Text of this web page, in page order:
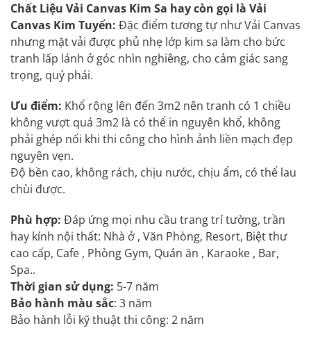
Chất Liệu Vải Canvas Kim Sa hay còn gọi là Vải
Canvas Kim Tuyến: Đặc điểm tương tự như Vải Canvas
nhưng mặt vải được phủ nhẹ lớp kim sa làm cho bức
tranh lấp lánh ở góc nhìn nghiêng, cho cảm giác sang
trọng, quý phái.
Ưu điểm: Khổ rộng lên đến 3m2 nên tranh có 1 chiều
không vượt quá 3m2 là có thể in nguyên khổ, không
phải ghép nối khi thi công cho hình ảnh liền mạch đẹp
nguyên vẹn.
Độ bền cao, không rách, chịu nước, chịu ẩm, có thể lau
chùi được.
Phù hợp: Đáp ứng mọi nhu cầu trang trí tường, trần
hay kính nội thất: Nhà ở , Văn Phòng, Resort, Biệt thư
cao cấp, Cafe , Phòng Gym, Quán ăn , Karaoke , Bar,
Spa..
Thời gian sử dụng: 5-7 năm
Bảo hành màu sắc: 3 năm
Bảo hành lỗi kỹ thuật thi công: 2 năm